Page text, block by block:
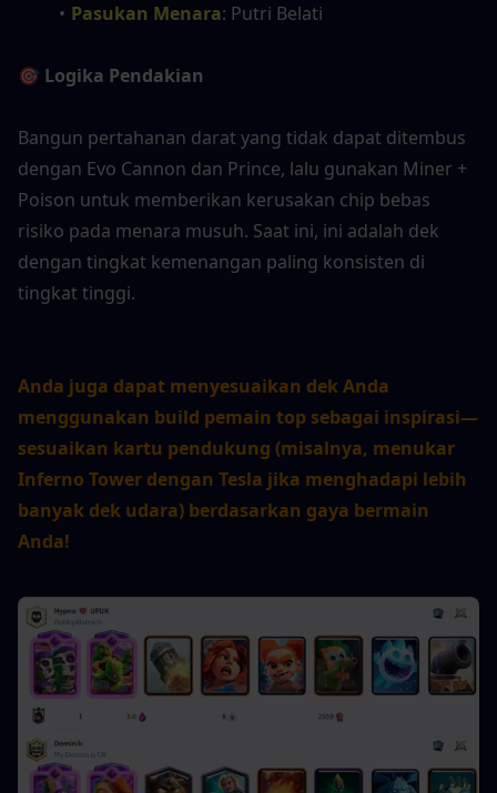
Pasukan Menara: Putri Belati
🎯 Logika Pendakian
Bangun pertahanan darat yang tidak dapat ditembus
dengan Evo Cannon dan Prince, lalu gunakan Miner +
Poison untuk memberikan kerusakan chip bebas
risiko pada menara musuh. Saat ini, ini adalah dek
dengan tingkat kemenangan paling konsisten di
tingkat tinggi.
Anda juga dapat menyesuaikan dek Anda
menggunakan build pemain top sebagai inspirasi—
sesuaikan kartu pendukung (misalnya, menukar
Inferno Tower dengan Tesla jika menghadapi lebih
banyak dek udara) berdasarkan gaya bermain
Anda!